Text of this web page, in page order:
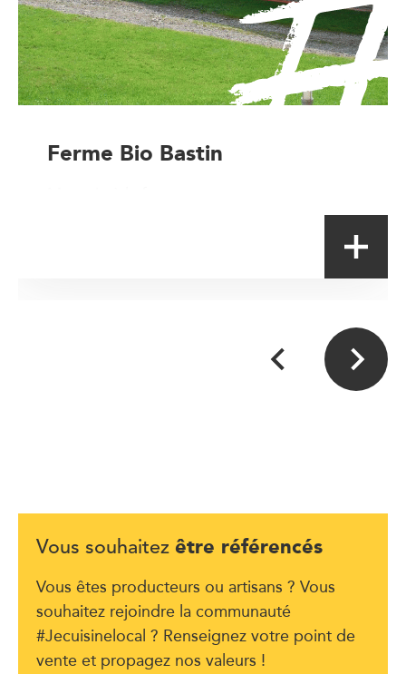
Ferme Bio Bastin
Vous souhaitez être référencés
Vous êtes producteurs ou artisans ? Vous
souhaitez rejoindre la communauté
#Jecuisinelocal ? Renseignez votre point de
vente et propagez nos valeurs !